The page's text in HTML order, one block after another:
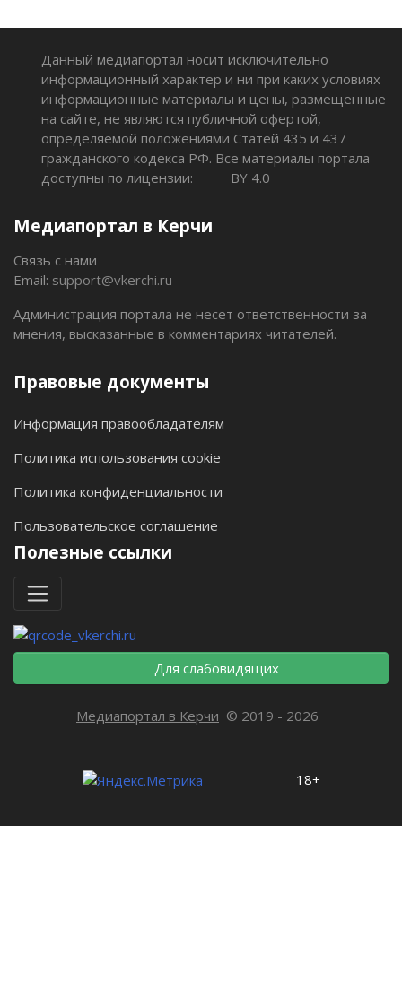
Данный медиапортал носит исключительно
информационный характер и ни при каких условиях
информационные материалы и цены, размещенные
на сайте, не являются публичной офертой,
определяемой положениями Статей 435 и 437
гражданского кодекса РФ. Все материалы портала
доступны по лицензии:
BY 4.0
Медиапортал в Керчи
Связь с нами
Email: support@vkerchi.ru
Администрация портала не несет ответственности за
мнения, высказанные в комментариях читателей.
Правовые документы
Информация правообладателям
Политика использования cookie
Политика конфиденциальности
Пользовательское соглашение
Полезные ссылки
Для слабовидящих
Медиапортал в Керчи © 2019 - 2026
18+